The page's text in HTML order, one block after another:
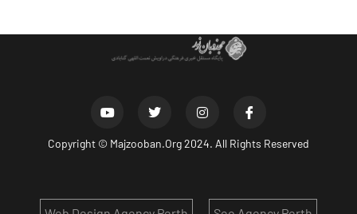
Copyright © Majzooban.Org2024. All Rights Reserved